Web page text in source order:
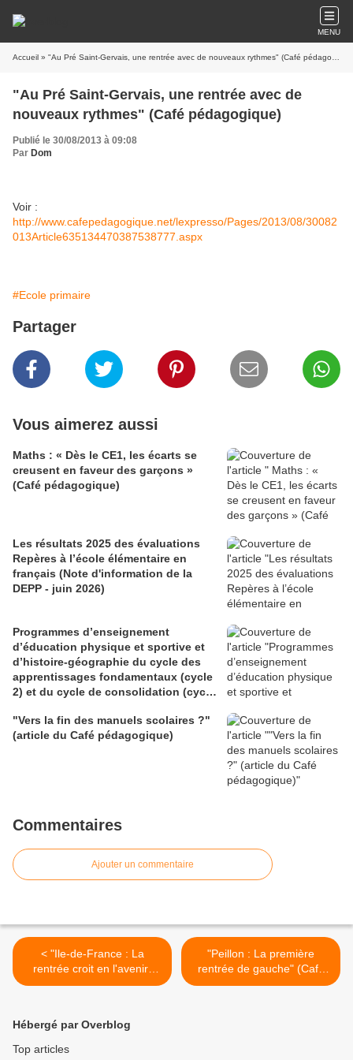
MENU
Accueil » "Au Pré Saint-Gervais, une rentrée avec de nouveaux rythmes" (Café pédagogique)
"Au Pré Saint-Gervais, une rentrée avec de
nouveaux rythmes" (Café pédagogique)
Publié le 30/08/2013 à 09:08
Par Dom
Voir :
http://www.cafepedagogique.net/lexpresso/Pages/2013/08/30082
013Article635134470387538777.aspx
#Ecole primaire
Partager
Vous aimerez aussi
Maths : « Dès le CE1, les écarts se
creusent en faveur des garçons »
(Café pédagogique)
Les résultats 2025 des évaluations
Repères à l’école élémentaire en
français (Note d'information de la
DEPP - juin 2026)
Programmes d’enseignement
d’éducation physique et sportive et
d’histoire-géographie du cycle des
apprentissages fondamentaux (cycle
2) et du cycle de consolidation (cycle
"Vers la fin des manuels scolaires ?"
(article du Café pédagogique)
Commentaires
Ajouter un commentaire
< "Ile-de-France : La
rentrée croit en l'avenir"
(Café pédagogique)
"Peillon : La première
rentrée de gauche" (Café
pédagogique) >
Hébergé par Overblog
Top articles